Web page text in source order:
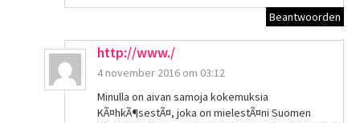
Beantwoorden
http://www./
4 november 2016 om 03:12
Minulla on aivan samoja kokemuksia
KÃ¤hkÃ¶sestÃ¤, joka on mielestÃ¤ni Suomen